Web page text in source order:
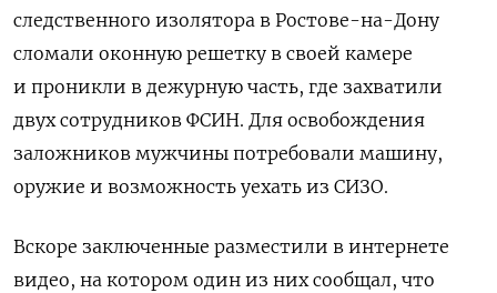
следственного изолятора в Ростове-на-Дону
сломали оконную решетку в своей камере
и проникли в дежурную часть, где захватили
двух сотрудников ФСИН. Для освобождения
заложников мужчины потребовали машину,
оружие и возможность уехать из СИЗО.
Вскоре заключенные разместили в интернете
видео, на котором один из них сообщал, что